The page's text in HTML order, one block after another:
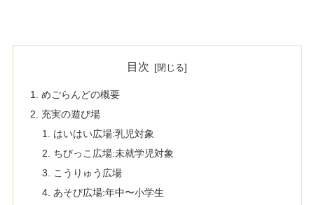
目次
めごらんどの概要
充実の遊び場
はいはい広場:乳児対象
ちびっこ広場:未就学児対象
こうりゅう広場
あそび広場:年中〜小学生